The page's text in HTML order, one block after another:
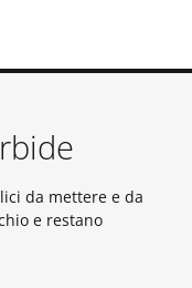
da mettere e da
e restano